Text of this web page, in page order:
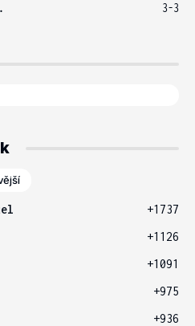
3-3
+1737
+1126
+1091
+975
+936